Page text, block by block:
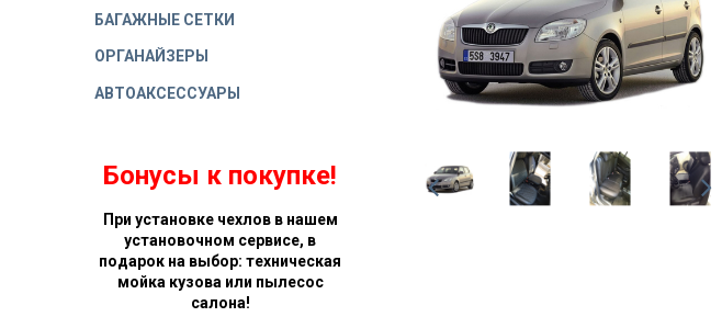
БАГАЖНЫЕ СЕТКИ
ОРГАНАЙЗЕРЫ
АВТОАКСЕССУАРЫ
Бонусы к покупке!
При установке чехлов в нашем
установочном сервисе, в
подарок на выбор: техническая
мойка кузова или пылесос
салона!